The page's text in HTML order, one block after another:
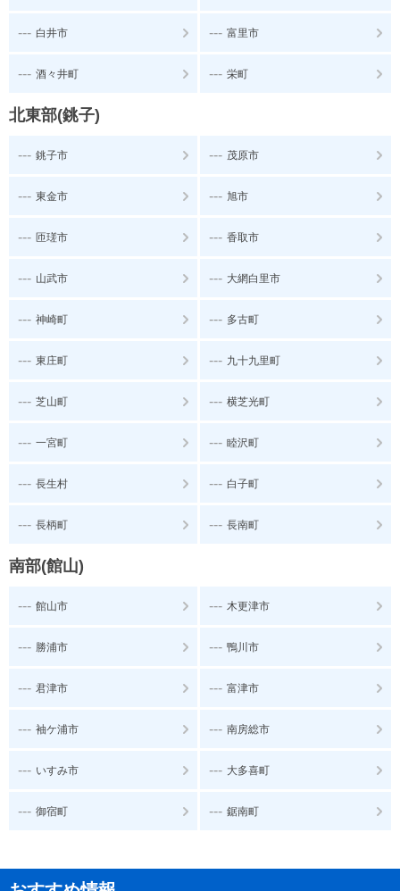
--- 白井市 --- 富里市
--- 酒々井町 --- 栄町
北東部(銚子)
--- 銚子市 --- 茂原市
--- 東金市 --- 旭市
--- 匝瑳市 --- 香取市
--- 山武市 --- 大網白里市
--- 神崎町 --- 多古町
--- 東庄町 --- 九十九里町
--- 芝山町 --- 横芝光町
--- 一宮町 --- 睦沢町
--- 長生村 --- 白子町
--- 長柄町 --- 長南町
南部(館山)
--- 館山市 --- 木更津市
--- 勝浦市 --- 鴨川市
--- 君津市 --- 富津市
--- 袖ケ浦市 --- 南房総市
--- いすみ市 --- 大多喜町
--- 御宿町 --- 鋸南町